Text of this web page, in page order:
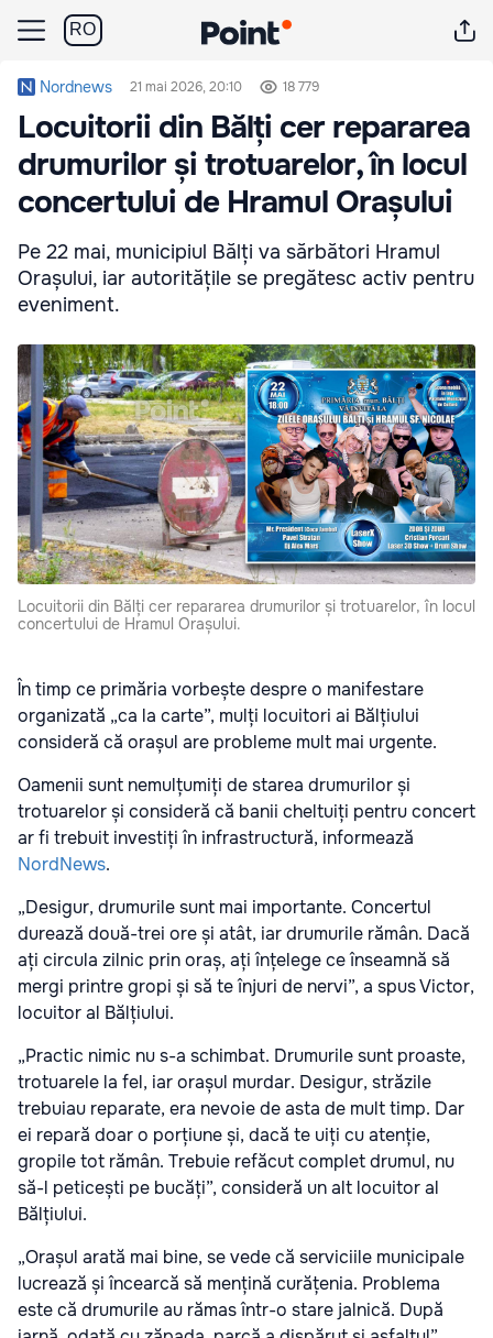
RO
Nordnews 21 mai 2026, 20:10 18 779
Locuitorii din Bălți cer repararea
drumurilor și trotuarelor, în locul
concertului de Hramul Orașului
Pe 22 mai, municipiul Bălți va sărbători Hramul
Orașului, iar autoritățile se pregătesc activ pentru
eveniment.
Locuitorii din Bălți cer repararea drumurilor și trotuarelor, în locul
concertului de Hramul Orașului.
În timp ce primăria vorbește despre o manifestare
organizată „ca la carte”, mulți locuitori ai Bălțiului
consideră că orașul are probleme mult mai urgente.
Oamenii sunt nemulțumiți de starea drumurilor și
trotuarelor și consideră că banii cheltuiți pentru concert
ar fi trebuit investiți în infrastructură, informează
NordNews.
„Desigur, drumurile sunt mai importante. Concertul
durează două-trei ore și atât, iar drumurile rămân. Dacă
ați circula zilnic prin oraș, ați înțelege ce înseamnă să
mergi printre gropi și să te înjuri de nervi”, a spus Victor,
locuitor al Bălțiului.
„Practic nimic nu s-a schimbat. Drumurile sunt proaste,
trotuarele la fel, iar orașul murdar. Desigur, străzile
trebuiau reparate, era nevoie de asta de mult timp. Dar
ei repară doar o porțiune și, dacă te uiți cu atenție,
gropile tot rămân. Trebuie refăcut complet drumul, nu
să-l peticești pe bucăți”, consideră un alt locuitor al
Bălțiului.
„Orașul arată mai bine, se vede că serviciile municipale
lucrează și încearcă să mențină curățenia. Problema
este că drumurile au rămas într-o stare jalnică. După